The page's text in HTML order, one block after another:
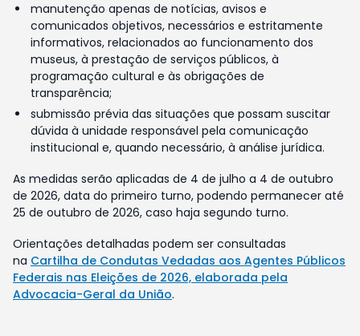
manutenção apenas de notícias, avisos e
comunicados objetivos, necessários e estritamente
informativos, relacionados ao funcionamento dos
museus, à prestação de serviços públicos, à
programação cultural e às obrigações de
transparência;
submissão prévia das situações que possam suscitar
dúvida à unidade responsável pela comunicação
institucional e, quando necessário, à análise jurídica.
As medidas serão aplicadas de 4 de julho a 4 de outubro
de 2026, data do primeiro turno, podendo permanecer até
25 de outubro de 2026, caso haja segundo turno.
Orientações detalhadas podem ser consultadas
na Cartilha de Condutas Vedadas aos Agentes Públicos
Federais nas Eleições de 2026, elaborada pela
Advocacia-Geral da União.